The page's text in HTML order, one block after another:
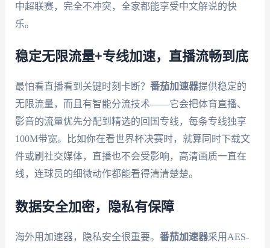
中超联赛，完全不冲突，全家都能享受中文解说的快
乐。
稳定无限流量+专线加速，直播流畅到底
最怕看直播看到关键时刻卡断？ 番茄加速器提供稳定的
无限流量，而且有智能分流技术——它会把体育直播、
影音的流量优先分配到精选的回国专线，每条专线独享
100M带宽。比如你在看世界杯决赛时，就算同时下载文
件或刷社交媒体，直播也不会受影响，高清画质一直在
线，连球员的细微动作都能看得清清楚楚。
数据安全加密，隐私有保障
海外用加速器，隐私安全很重要。 番茄加速器采用AES-